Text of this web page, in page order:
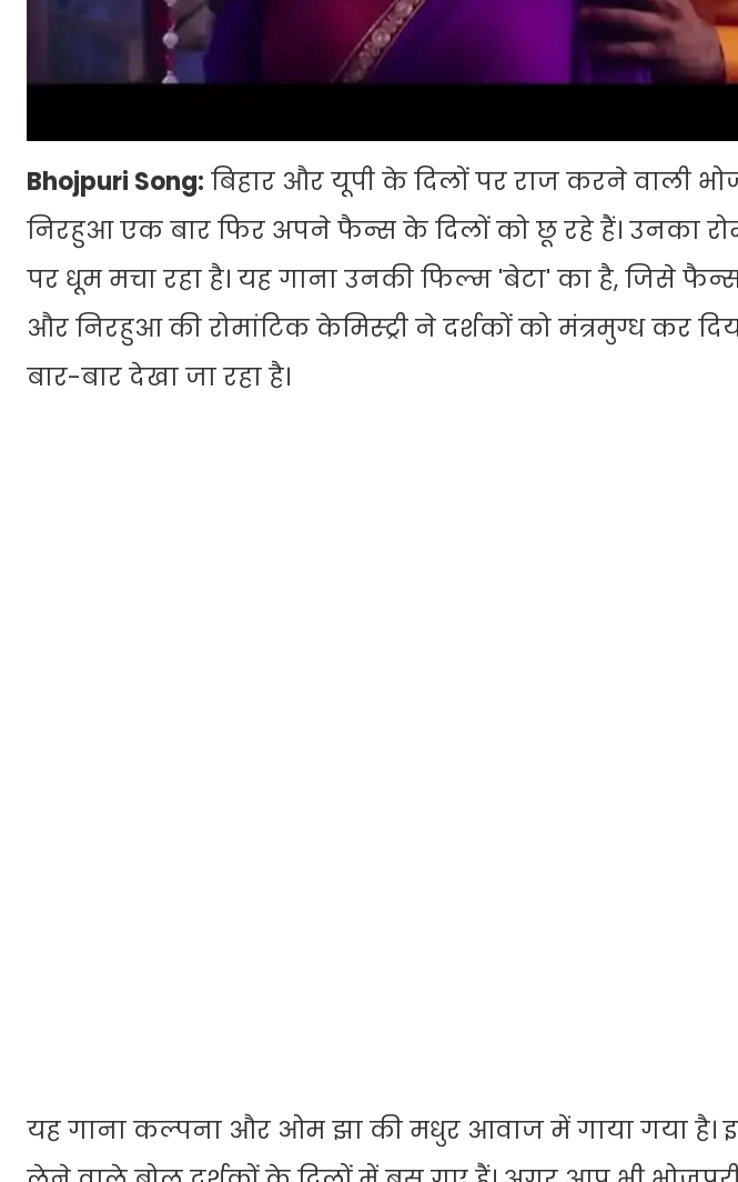
Bhojpuri Song: बिहार और यूपी के दिलों पर राज करने वाली
निरहुआ एक बार फिर अपने फैन्स के दिलों को छू रहे हैं। उनका
पर धूम मचा रहा है। यह गाना उनकी फिल्म 'बेटा' का है, जिसे
और निरहुआ की रोमांटिक केमिस्ट्री ने दर्शकों को मंत्रमुग्ध कर
बार-बार देखा जा रहा है।
यह गाना कल्पना और ओम झा की मधुर आवाज में गाया गया